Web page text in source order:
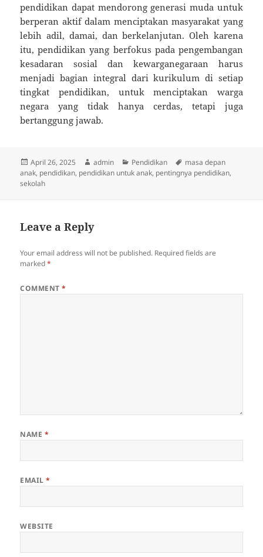
pendidikan dapat mendorong generasi muda untuk
berperan aktif dalam menciptakan masyarakat yang
lebih adil, damai, dan berkelanjutan. Oleh karena
itu, pendidikan yang berfokus pada pengembangan
kesadaran sosial dan kewarganegaraan harus
menjadi bagian integral dari kurikulum di setiap
tingkat pendidikan, untuk menciptakan warga
negara yang tidak hanya cerdas, tetapi juga
bertanggung jawab.
Posted
on
April 26, 2025 Author
admin Categories
Pendidikan Tags
masa depan
anak, pendidikan, pendidikan untuk anak, pentingnya pendidikan,
sekolah
Leave a Reply
Your email address will not be published. Required fields are
marked*
COMMENT*
NAME *
EMAIL*
WEBSITE